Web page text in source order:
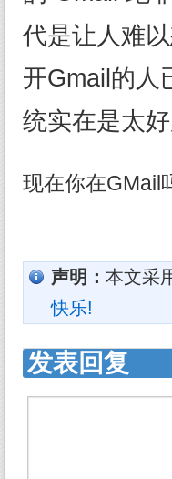
代是让人难
开Gmail的人
统实在是太好
现在你在GMail
声明： 本文采
快乐!
发表回复